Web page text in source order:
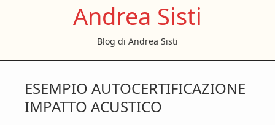
p
o
m
p
o
p
p
o
f
Andrea Sisti
Blog di Andrea Sisti
ESEMPIO AUTOCERTIFICAZIONE
IMPATTO ACUSTICO​